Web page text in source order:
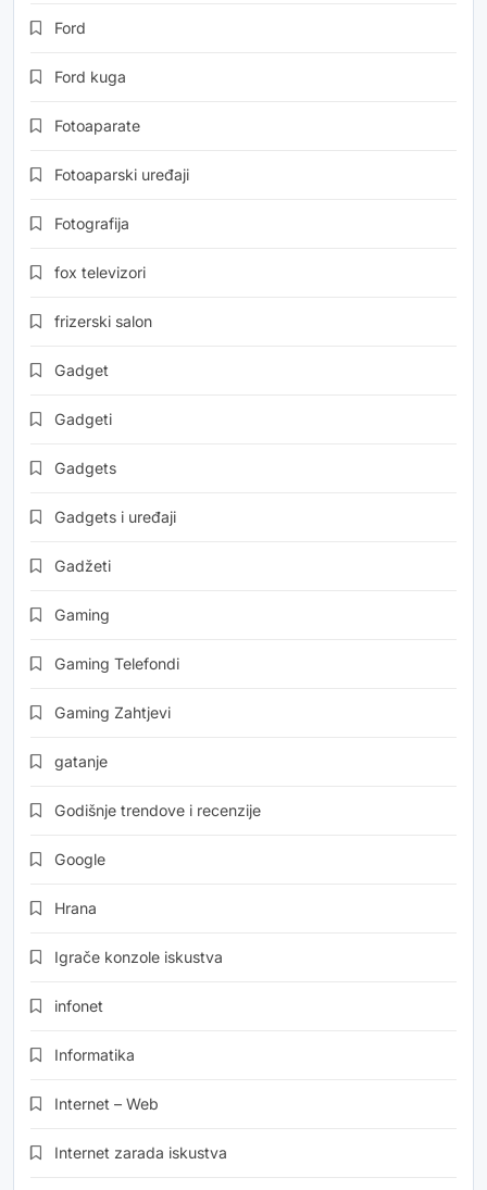
Ford
Ford kuga
Fotoaparate
Fotoaparski uređaji
Fotografija
fox televizori
frizerski salon
Gadget
Gadgeti
Gadgets
Gadgets i uređaji
Gadžeti
Gaming
Gaming Telefondi
Gaming Zahtjevi
gatanje
Godišnje trendove i recenzije
Google
Hrana
Igrače konzole iskustva
infonet
Informatika
Internet – Web
Internet zarada iskustva